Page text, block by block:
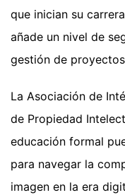
que inician su
añade un nivel de
gestión de
La Asociación de
de Propiedad
educación formal
para navegar la
imagen en la era